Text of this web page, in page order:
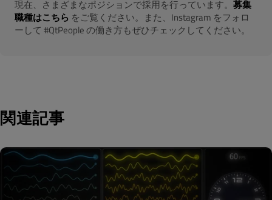
現在、さまざまなポジションで採用を行っています。 募集
職種はこちら をご覧ください。また、Instagram をフォロ
ーして #QtPeople の働き方もぜひチェックしてください。
関連記事